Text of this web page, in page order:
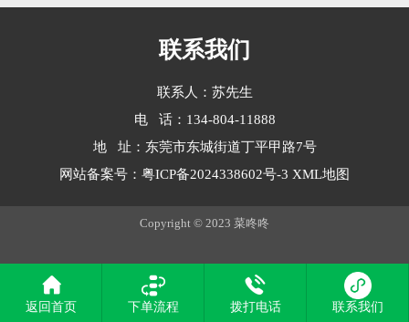
联系我们
联系人：苏先生
电 话：134-804-11888
地 址：东莞市东城街道丁平甲路7号
网站备案号： 粤ICP备2024338602号-3 XML地图
Copyright © 2023 菜咚咚
返回首页 下单流程 拨打电话 联系我们